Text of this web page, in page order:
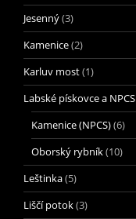
Jesenný(3)
Kamenice(2)
Karluv most(1)
Labské pískovce a NPCS
Kamenice (NPCS)(6)
Oborský rybník(10)
Leštinka(5)
Liščí potok(3)